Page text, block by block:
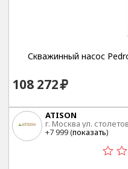
Скважинный насос
108 272
ATISON
г. Москва ул.
+7 999 (показать)